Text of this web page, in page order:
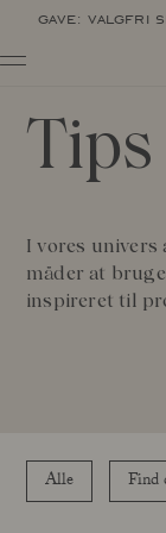
Shop alle
Shop efter kategori
The Icon: Açai
Bestsellers
Online Exclusive
Rutiner
Alle
Find dit produkt-
SPF i din rutine
Interviews
Events
Om Rudolph
Vores historie
Vidunderbærret
Amazonas
Rapporter
Tips
I vores univers
måder at
inspireret til
Alle Find